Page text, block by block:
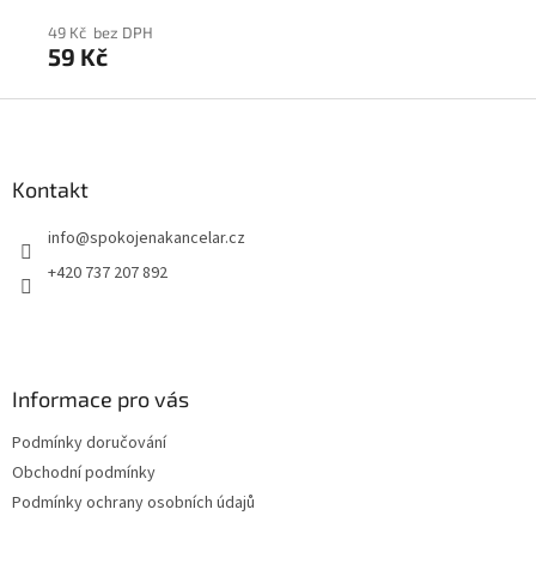
49 Kč bez DPH
59 Kč
Kontakt
info@spokojenakancelar.cz
+420 737 207 892
Informace pro vás
Podmínky doručování
Obchodní podmínky
Podmínky ochrany osobních údajů